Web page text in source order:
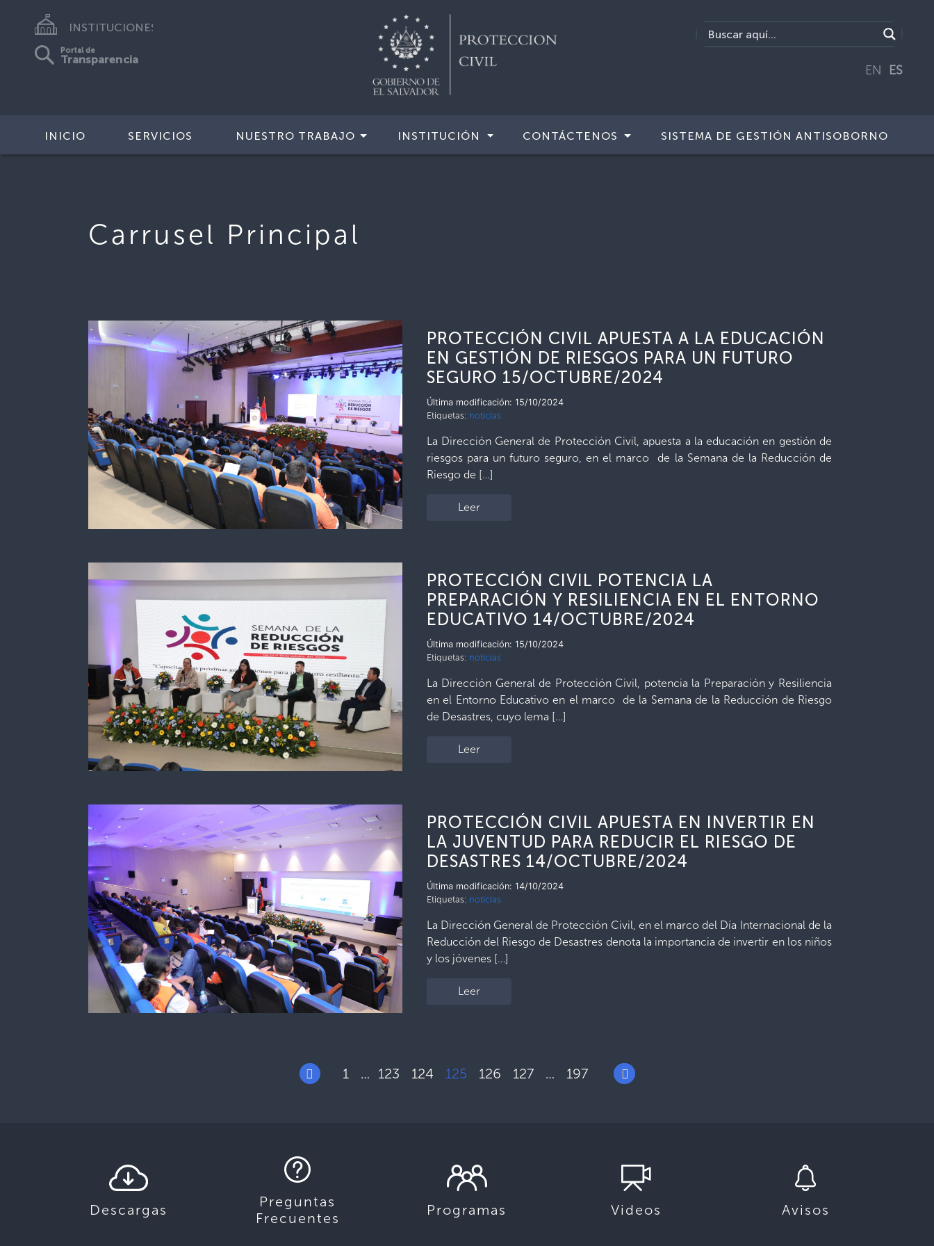
INSTITUCIONES
Portal de
Transparencia
EN ES
INICIO SERVICIOS NUESTRO TRABAJO INSTITUCIÓN CONTÁCTENOS SISTEMA DE GESTIÓN ANTISOBORNO
Carrusel Principal
PROTECCIÓN CIVIL APUESTA A LA EDUCACIÓN
EN GESTIÓN DE RIESGOS PARA UN FUTURO
SEGURO 15/OCTUBRE/2024
Última modificación: 15/10/2024
Etiquetas: noticias
La Dirección General de Protección Civil, apuesta a la educación en gestión de
riesgos para un futuro seguro, en el marco de la Semana de la Reducción de
Riesgo de […]
Leer
PROTECCIÓN CIVIL POTENCIA LA
PREPARACIÓN Y RESILIENCIA EN EL ENTORNO
EDUCATIVO 14/OCTUBRE/2024
Última modificación: 15/10/2024
Etiquetas: noticias
La Dirección General de Protección Civil, potencia la Preparación y Resiliencia
en el Entorno Educativo en el marco de la Semana de la Reducción de Riesgo
de Desastres, cuyo lema […]
Leer
PROTECCIÓN CIVIL APUESTA EN INVERTIR EN
LA JUVENTUD PARA REDUCIR EL RIESGO DE
DESASTRES 14/OCTUBRE/2024
Última modificación: 14/10/2024
Etiquetas: noticias
La Dirección General de Protección Civil, en el marco del Día Internacional de la
Reducción del Riesgo de Desastres denota la importancia de invertir en los niños
y los jóvenes […]
Leer
1 … 123 124 125 126 127 … 197
Descargas
Preguntas
Frecuentes
Programas Videos Avisos